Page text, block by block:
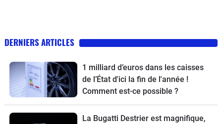
DERNIERS ARTICLES
1 milliard d’euros dans les caisses
de l’État d'ici la fin de l'année !
Comment est-ce possible ?
La Bugatti Destrier est magnifique,